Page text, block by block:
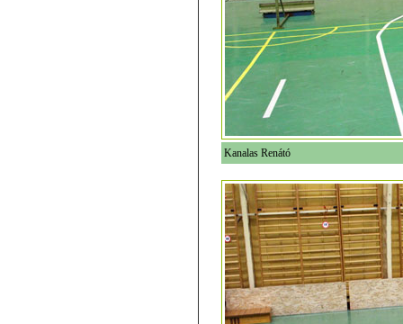
Kanalas Renátó